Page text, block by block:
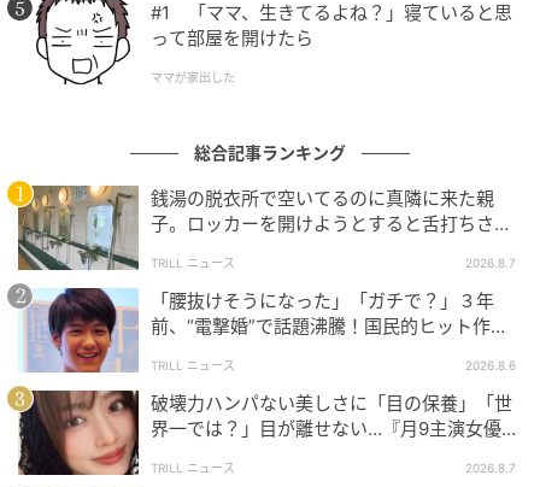
#1 「ママ、生きてるよね？」寝ていると思
って部屋を開けたら
ママが家出した
総合記事ランキング
銭湯の脱衣所で空いてるのに真隣に来た親
子。ロッカーを開けようとすると舌打ちさ
中で拍手」
TRILL ニュース 2026.8.7
「腰抜けそうになった」「ガチで？」３年
前、“電撃婚”で話題沸騰！国民的ヒット作
TRILL ニュース 2026.8.6
破壊力ハンパない美しさに「目の保養」「世
界一では？」目が離せない…『月9主演女優
TRILL ニュース 2026.8.7